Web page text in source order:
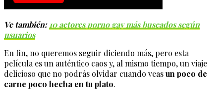
Ve también: 10 actores porno gay más buscados según
usuarios
En fin, no queremos seguir diciendo más, pero esta
película es un auténtico caos y, al mismo tiempo, un viaje
delicioso que no podrás olvidar cuando veasun poco de
carne poco hecha en tu plato.